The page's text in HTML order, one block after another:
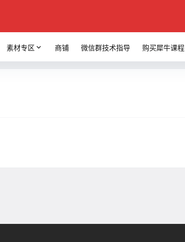
素材专区 商铺 微信群技术指导 购买犀牛课程